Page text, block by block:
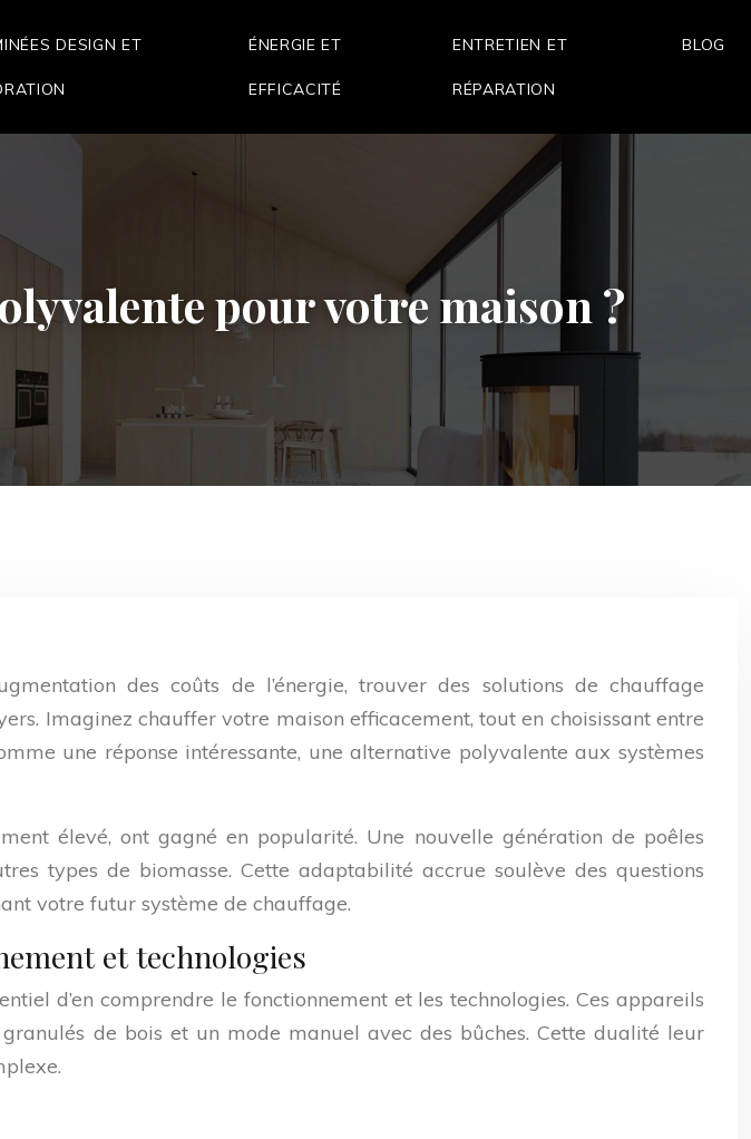
DESIGN ET ÉNERGIE ET
EFFICACITÉ
ENTRETIEN ET
RÉPARATION
BLOG
pour votre maison ?
des coûts de l’énergie, trouver des solutions de chauffage
Imaginez chauffer votre maison efficacement, tout en choisissant entre
une réponse intéressante, une alternative polyvalente aux systèmes
élevé, ont gagné en popularité. Une nouvelle génération de poêles
types de biomasse. Cette adaptabilité accrue soulève des questions
votre futur système de chauffage.
et technologies
d’en comprendre le fonctionnement et les technologies. Ces appareils
de bois et un mode manuel avec des bûches. Cette dualité leur